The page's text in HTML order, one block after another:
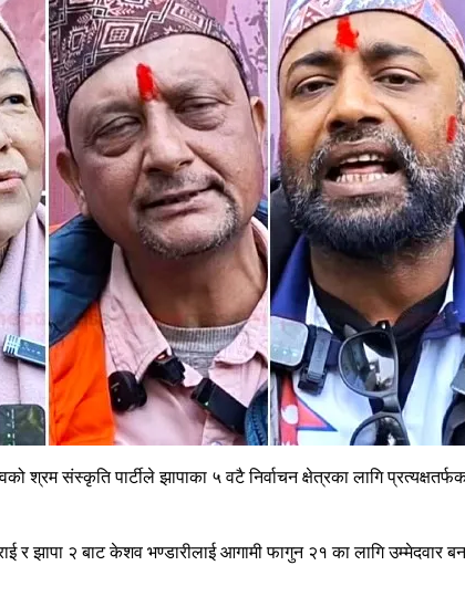
श्रम संस्कृति पार्टीले झापाका ५ वटै निर्वाचन क्षेत्रका लागि
र झापा २ बाट केशव भण्डारीलाई आगामी फागुन २१ का लागि उम्मेदवार